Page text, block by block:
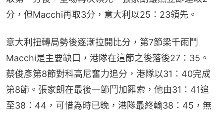
分，但Macchi再取3分，意大利以25：23領先。
意大利扭轉局勢後逐漸拉開比分，第7節梁千雨鬥
Macchi是主要缺口，港隊在這節之後落後27：35。
蔡俊彥第8節對科高尼奮力追分，港隊以31：40完成
第8節。張家朗在最後一節鬥加羅索，他由31：41追
至38：44，可惜為時已晚，港隊最終輸38：45，無